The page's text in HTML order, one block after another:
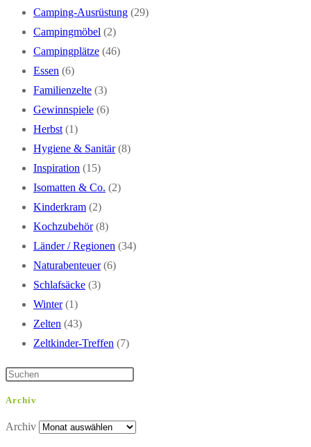
Camping-Ausrüstung (29)
Campingmöbel (2)
Campingplätze (46)
Essen (6)
Familienzelte (3)
Gewinnspiele (6)
Herbst (1)
Hygiene & Sanitär (8)
Inspiration (15)
Isomatten & Co. (2)
Kinderkram (2)
Kochzubehör (8)
Länder / Regionen (34)
Naturabenteuer (6)
Schlafsäcke (3)
Winter (1)
Zelten (43)
Zeltkinder-Treffen (7)
Archiv
Archiv